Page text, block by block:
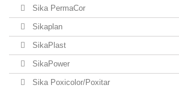
Sika PermaCor
Sikaplan
SikaPlast
SikaPower
Sika Poxicolor/Poxitar